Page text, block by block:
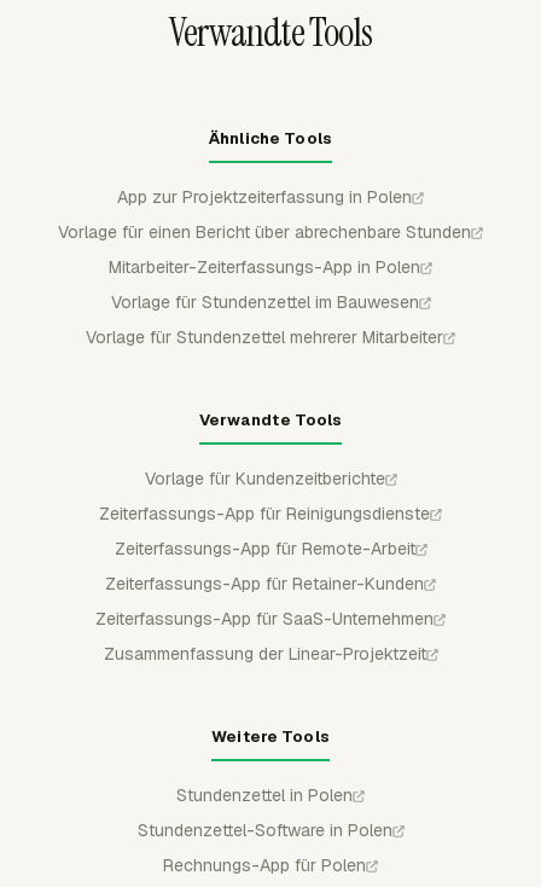
Verwandte Tools
Ähnliche Tools
App zur Projektzeiterfassung in Polen
Vorlage für einen Bericht über abrechenbare Stunden
Mitarbeiter-Zeiterfassungs-App in Polen
Vorlage für Stundenzettel im Bauwesen
Vorlage für Stundenzettel mehrerer Mitarbeiter
Verwandte Tools
Vorlage für Kundenzeitberichte
Zeiterfassungs-App für Reinigungsdienste
Zeiterfassungs-App für Remote-Arbeit
Zeiterfassungs-App für Retainer-Kunden
Zeiterfassungs-App für SaaS-Unternehmen
Zusammenfassung der Linear-Projektzeit
Weitere Tools
Stundenzettel in Polen
Stundenzettel-Software in Polen
Rechnungs-App für Polen